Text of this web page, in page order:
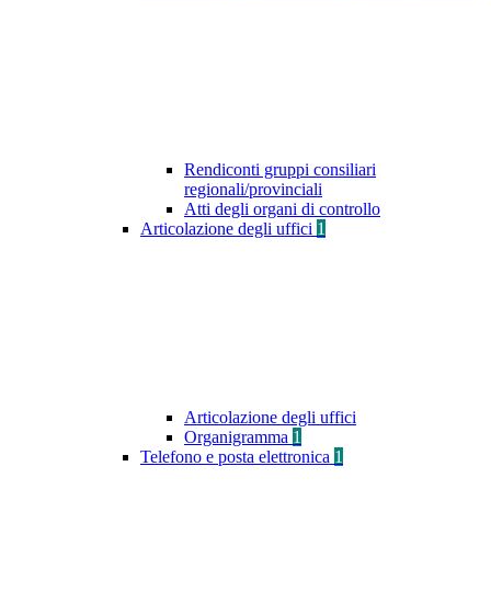
Rendiconti gruppi consiliari
regionali/provinciali
Atti degli organi di controllo
Articolazione degli uffici 1
Articolazione degli uffici
Organigramma 1
Telefono e posta elettronica 1